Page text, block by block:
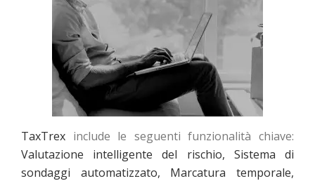
TaxTrex include le seguenti funzionalità chiave:
Valutazione intelligente del rischio, Sistema di
sondaggi automatizzato, Marcatura temporale,